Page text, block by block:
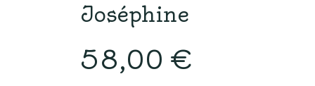
Joséphine
58,00 €